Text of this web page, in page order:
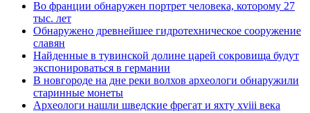
Во франции обнаружен портрет человека, которому 27
тыс. лет
Обнаружено древнейшее гидротехническое сооружение
славян
Найденные в тувинской долине царей сокровища будут
экспонироваться в германии
В новгороде на дне реки волхов археологи обнаружили
старинные монеты
Археологи нашли шведские фрегат и яхту xviii века